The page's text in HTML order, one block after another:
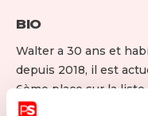
BIO
Walter a 30 ans et
depuis 2018, il est
6ème place sur la
2024.